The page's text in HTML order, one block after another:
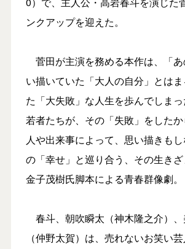
ンクアップを迎えた。
菅田が主演を務める本作は、「
い描いていた「大人の自分」とは
た「大失敗」な人生を歩んでしま
若者たちが、その「失敗」をした
人や出来事によって、思い描きも
の「幸せ」と巡り合う、その生きざ
金子茂樹氏脚本による青春群像劇。
春斗、朝吹瞬太（神木隆之介）
（仲野太賀）は、売れないお笑い